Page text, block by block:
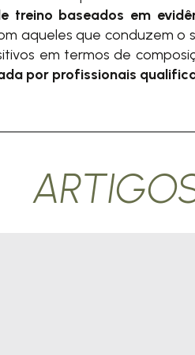
treino baseados em
aqueles que conduzem o
em termos de
por profissionais